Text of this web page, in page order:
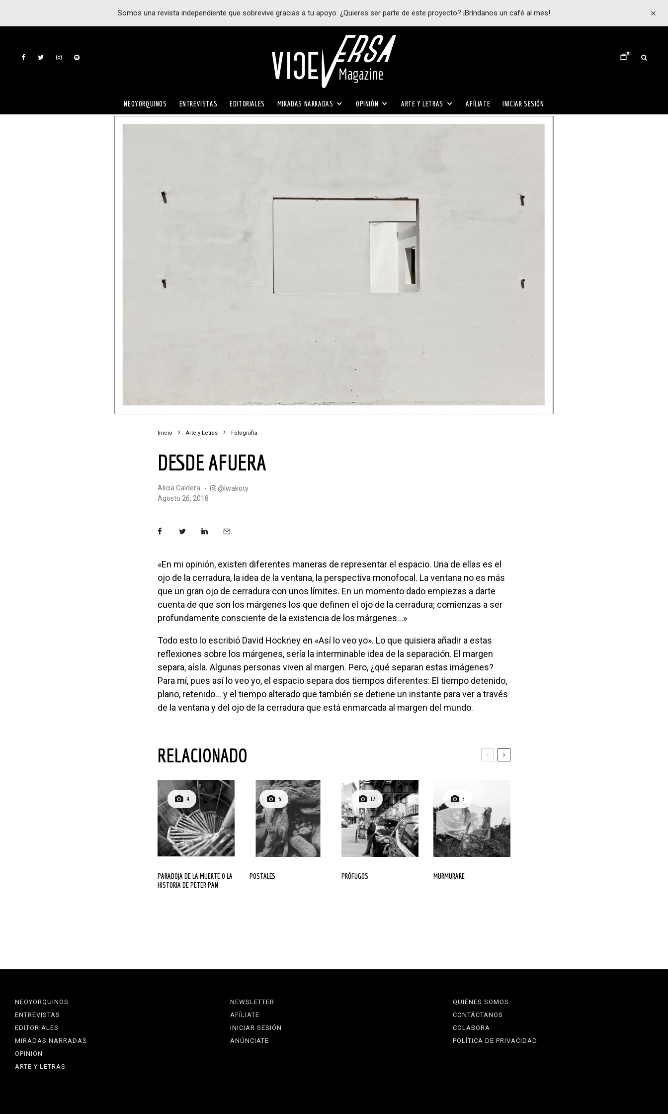
Somos una revista independiente que sobrevive gracias a tu apoyo. ¿Quieres ser parte de este proyecto? ¡Bríndanos un café al mes!
0
NEOYORQUINOS ENTREVISTAS EDITORIALES MIRADAS NARRADAS OPINIÓN ARTE Y LETRAS AFÍLIATE INICIAR SESIÓN
Inicio Arte y Letras Fotografía
DESDE AFUERA
Alicia Caldera
@iwakoty
agosto 26, 2018
«En mi opinión, existen diferentes maneras de representar el espacio. Una de ellas es el
ojo de la cerradura, la idea de la ventana, la perspectiva monofocal. La ventana no es más
que un gran ojo de cerradura con unos límites. En un momento dado empiezas a darte
cuenta de que son los márgenes los que definen el ojo de la cerradura; comienzas a ser
profundamente consciente de la existencia de los márgenes…»
Todo esto lo escribió David Hockney en «Así lo veo yo». Lo que quisiera añadir a estas
reflexiones sobre los márgenes, sería la interminable idea de la separación. El margen
separa, aísla. Algunas personas viven al margen. Pero, ¿qué separan estas imágenes?
Para mí, pues así lo veo yo, el espacio separa dos tiempos diferentes: El tiempo detenido,
plano, retenido… y el tiempo alterado que también se detiene un instante para ver a través
de la ventana y del ojo de la cerradura que está enmarcada al margen del mundo.
RELACIONADO
9
PARADOJA DE LA MUERTE O LA
HISTORIA DE PETER PAN
6
POSTALES
17
PRÓFUGOS
5
MURMURARE
NEOYORQUINOS
ENTREVISTAS
EDITORIALES
MIRADAS NARRADAS
OPINIÓN
ARTE Y LETRAS
NEWSLETTER
AFÍLIATE
INICIAR SESIÓN
ANÚNCIATE
QUIÉNES SOMOS
CONTÁCTANOS
COLABORA
POLÍTICA DE PRIVACIDAD